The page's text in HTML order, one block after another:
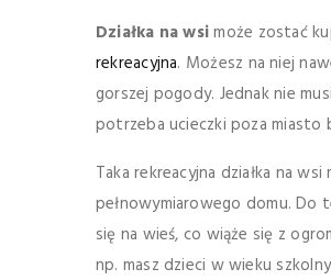
Działka na wsimoże zostać
rekreacyjna. Możesz na niej
gorszej pogody. Jednak nie
potrzeba ucieczki poza miasto
Taka rekreacyjna działka na
pełnowymiarowego domu. Do
się na wieś, co wiąże się z
np. masz dzieci w wieku